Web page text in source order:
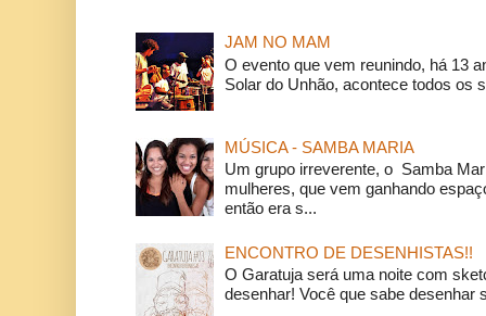
JAM NO MAM
O evento que vem reunindo, há 13
Solar do Unhão, acontece todos os
MÚSICA - SAMBA MARIA
Um grupo irreverente, o Samba
mulheres, que vem ganhando
então era s...
ENCONTRO DE DESENHISTAS!!
O Garatuja será uma noite com
desenhar! Você que sabe desenhar